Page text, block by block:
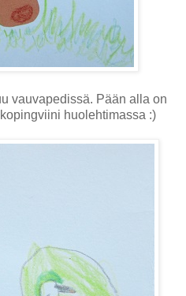
vauvapedissä. Pään alla on
huolehtimassa :)